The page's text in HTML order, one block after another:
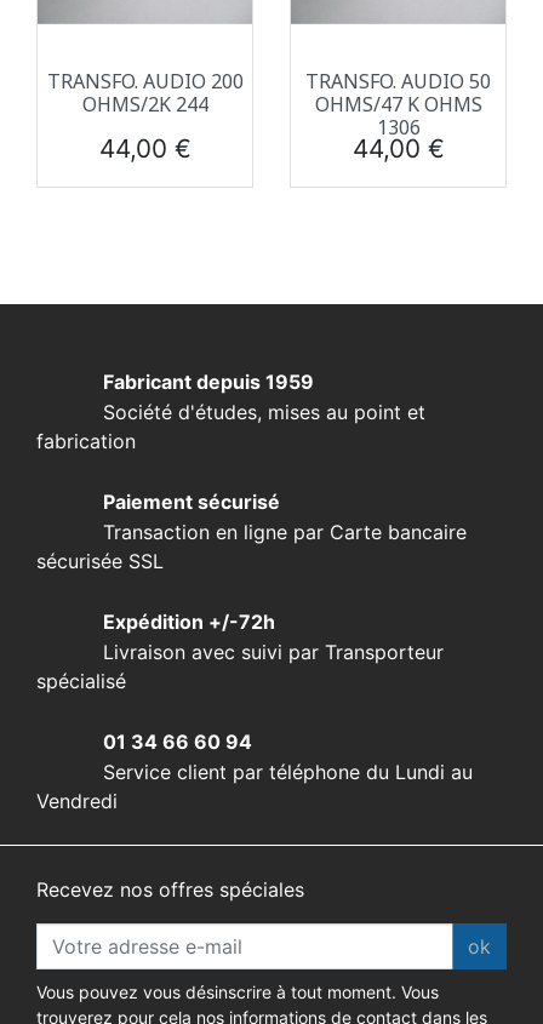
TRANSFO. AUDIO 200
OHMS/2K 244
Prix
44,00 €
TRANSFO. AUDIO 50
OHMS/47 K OHMS
1306
Prix
44,00 €
Fabricant depuis 1959
Société d'études, mises au point et
fabrication
Paiement sécurisé
Transaction en ligne par Carte bancaire
sécurisée SSL
Expédition +/-72h
Livraison avec suivi par Transporteur
spécialisé
01 34 66 60 94
Service client par téléphone du Lundi au
Vendredi
Recevez nos offres spéciales
ok
Vous pouvez vous désinscrire à tout moment. Vous
trouverez pour cela nos informations de contact dans les